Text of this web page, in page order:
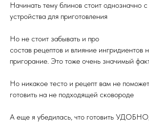
Начинать тему блинов стоит однозначно
устройства для приготовления
Но не стоит забывать и про
состав рецептов и влияние ингридиентов
пригорание. Это тоже очень значимый
Но никакое тесто и рецепт вам не
готовить на не подходящей сковороде
А еще я убедилась, что готовить